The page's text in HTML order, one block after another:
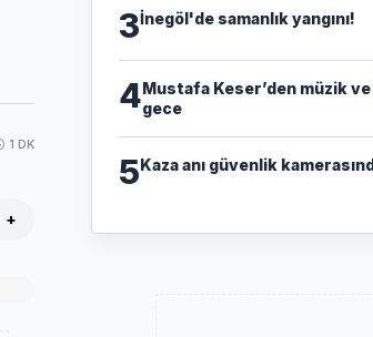
1 DK
+
3İnegöl'de samanlık yangını!
4Mustafa Keser’den müzik
gece
5Kaza anı güvenlik